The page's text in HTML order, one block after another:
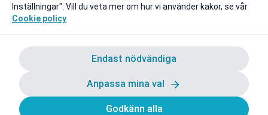
Inställningar". Vill du veta mer om hur vi använder kakor, se vår
Cookie policy
Endast nödvändiga
Anpassa mina val
Godkänn alla